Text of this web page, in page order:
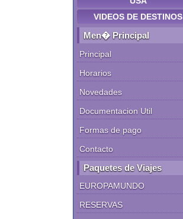
VIDEOS DE DESTINOS
Men� Principal
Principal
Horarios
Novedades
Documentacion Util
Formas de pago
Contacto
Paquetes de Viajes
EUROPAMUNDO
RESERVAS